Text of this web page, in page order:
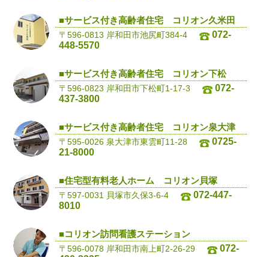
■サービス付き高齢者住宅 コリオン久米田
〒596-0813 岸和田市池尻町384-4
072-
448-5570
■サービス付き高齢者住宅 コリオン下松
〒596-0823 岸和田市下松町1-17-3
072-
437-3800
■サービス付き高齢者住宅 コリオン泉大津
〒595-0026 泉大津市東雲町11-28
0725-
21-8000
■住宅型有料老人ホーム コリオン貝塚
〒597-0031 貝塚市久保3-6-4
072-447-
8010
■コリオン訪問看護ステーション
〒596-0078 岸和田市南上町2-26-29
072-